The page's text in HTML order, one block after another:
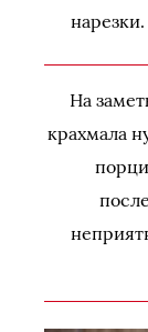
нарезки.
На
крахмала